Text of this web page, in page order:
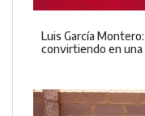
Luis García
convirtiendo en una